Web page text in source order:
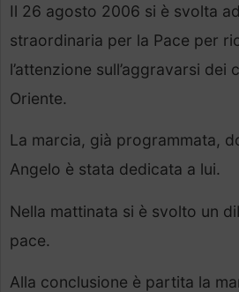
Il 26 agosto 2006 si è svolta
straordinaria per la Pace per
l’attenzione sull’aggravarsi dei
Oriente.
La marcia, già programmata,
Angelo è stata dedicata a lui.
Nella mattinata si è svolto un
pace.
Alla conclusione è partita la